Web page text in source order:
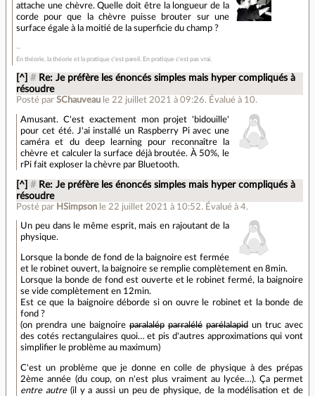
attache une chèvre. Quelle doit être la longueur de la
corde pour que la chèvre puisse brouter sur une
surface égale à la moitié de la superficie du champ ?
En théorie, la théorie et la pratique c'est pareil. En pratique c'est pas vrai.
[^] # Re: Je préfère les énoncés simples mais hyper compliqués à
résoudre
Posté parSChauveau le 22 juillet 2021 à 09:26. Évalué à 10.
Amusant. C'est exactement mon projet 'bidouille'
pour cet été. J'ai installé un Raspberry Pi avec une
caméra et du deep learning pour reconnaître la
chèvre et calculer la surface déjà broutée. À 50%, le
rPi fait exploser la chèvre par Bluetooth.
[^] # Re: Je préfère les énoncés simples mais hyper compliqués à
résoudre
Posté par HSimpson le 22 juillet 2021 à 10:52. Évalué à4.
Un peu dans le même esprit, mais en rajoutant de la
physique.
Lorsque la bonde de fond de la baignoire est fermée
et le robinet ouvert, la baignoire se remplie complètement en 8min.
Lorsque la bonde de fond est ouverte et le robinet fermé, la baignoire
se vide complètement en 12min.
Est ce que la baignoire déborde si on ouvre le robinet et la bonde de
fond ?
(on prendra une baignoireparalalép parralélé parélalapidun truc avec
des cotés rectangulaires quoi… et pis d'autres approximations qui vont
simplifier le problème au maximum)
C'est un problème que je donne en colle de physique à des prépas
2ème année (du coup, on n'est plus vraiment au lycée…). Ça permet
entre autre(il y a aussi un peu de physique, de la modélisation et de